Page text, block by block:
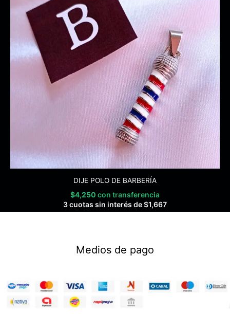
DIJE POLO DE BARBERÍA
$4,250 con transferencia
3 cuotas sin interés de$1,667
Medios de pago